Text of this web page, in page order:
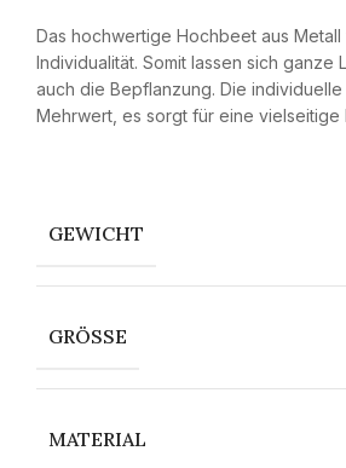
Das hochwertige Hochbeet aus
Individualität. Somit lassen sich
auch die Bepflanzung. Die
Mehrwert, es sorgt für eine vielseitige
GEWICHT
GRÖSSE
MATERIAL